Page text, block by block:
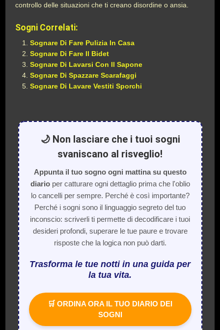
controllo delle situazioni che ti creano disordine o ansia.
Sogni Correlati:
Sognare Di Fare Pulizia In Casa
Sognare Di Fare Il Bidet
Sognare Di Lavarsi Con Il Sapone
Sognare Di Spazzare Scarafaggi
Sognare Di Lavare Vestiti Sporchi
🌙 Non lasciare che i tuoi sogni
svaniscano al risveglio!
Appunta il tuo sogno ogni mattina su questo
diarioper catturare ogni dettaglio prima che l'oblio
lo cancelli per sempre. Perché è così importante?
Perché i sogni sono il linguaggio segreto del tuo
inconscio: scriverli ti permette di decodificare i tuoi
desideri profondi, superare le tue paure e trovare
risposte che la logica non può darti.
Trasforma le tue notti in una guida per
la tua vita.
🛒 ORDINA ORA IL TUO DIARIO DEI
SOGNI